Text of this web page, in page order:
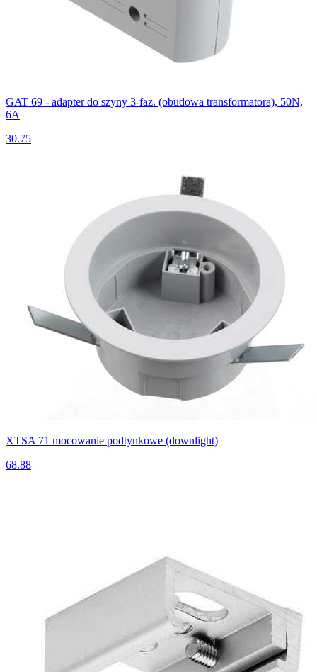
GAT 69 - adapter do szyny 3-faz. (obudowa transformatora), 50N,
6A
30.75
XTSA 71 mocowanie podtynkowe (downlight)
68.88